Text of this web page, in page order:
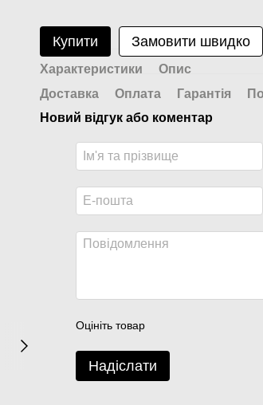
Купити Замовити швидко
Характеристики
Опис
Доставка
Оплата Гарантія
Новий відгук або коментар
Оцініть товар
Надіслати